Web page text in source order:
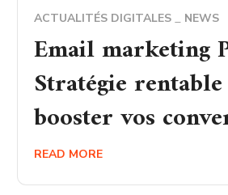
ACTUALITÉS DIGITALES NEWS
Email marketing
Stratégie
booster vos
READ MORE